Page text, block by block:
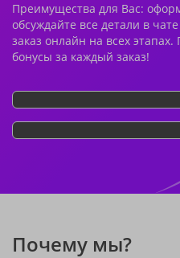
Преимущества для Вас:
обсуждайте все детали в
заказ онлайн на всех
бонусы за каждый заказ!
Почему мы?